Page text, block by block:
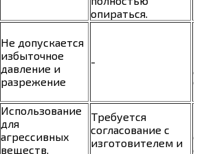
опираться.
Не допускается
избыточное
давление и
разрежение
-
Использование
для
агрессивных
веществ,
Требуется
согласование с
изготовителем и